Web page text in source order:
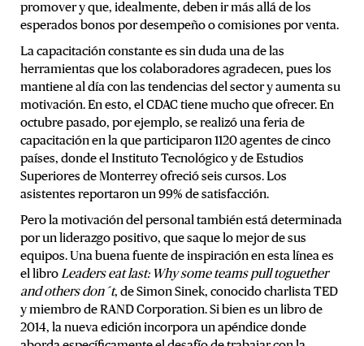
promover y que, idealmente, deben ir más allá de los
esperados bonos por desempeño o comisiones por venta.
La capacitación constante es sin duda una de las
herramientas que los colaboradores agradecen, pues los
mantiene al día con las tendencias del sector y aumenta su
motivación. En esto, el CDAC tiene mucho que ofrecer. En
octubre pasado, por ejemplo, se realizó una feria de
capacitación en la que participaron 1120 agentes de cinco
países, donde el Instituto Tecnológico y de Estudios
Superiores de Monterrey ofreció seis cursos. Los
asistentes reportaron un 99% de satisfacción.
Pero la motivación del personal también está determinada
por un liderazgo positivo, que saque lo mejor de sus
equipos. Una buena fuente de inspiración en esta línea es
el libro Leaders eat last: Why some teams pull toguether
and others don´t, de Simon Sinek, conocido charlista TED
y miembro de RAND Corporation. Si bien es un libro de
2014, la nueva edición incorpora un apéndice donde